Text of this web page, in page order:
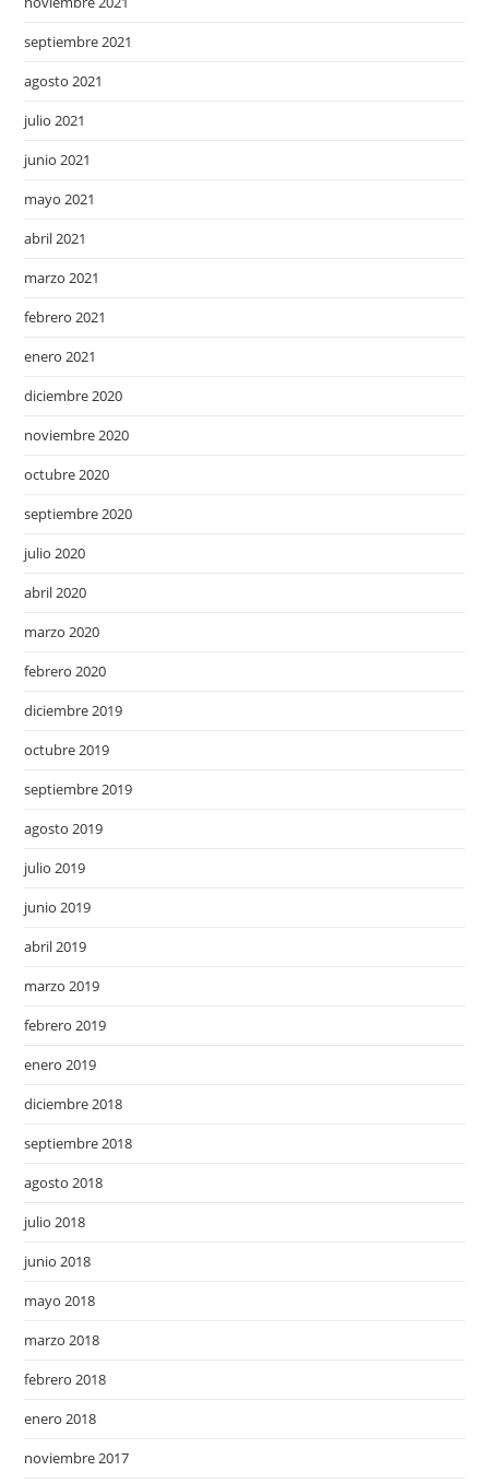
septiembre 2021
agosto 2021
julio 2021
junio 2021
mayo 2021
abril 2021
marzo 2021
febrero 2021
enero 2021
diciembre 2020
noviembre 2020
octubre 2020
septiembre 2020
julio 2020
abril 2020
marzo 2020
febrero 2020
diciembre 2019
octubre 2019
septiembre 2019
agosto 2019
julio 2019
junio 2019
abril 2019
marzo 2019
febrero 2019
enero 2019
diciembre 2018
septiembre 2018
agosto 2018
julio 2018
junio 2018
mayo 2018
marzo 2018
febrero 2018
enero 2018
noviembre 2017